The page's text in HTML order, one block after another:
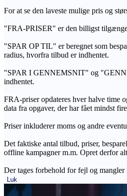
For at se den laveste mulige pris og
"FRA-PRISER" er den billigst
"SPAR OP TIL" er beregnet som
radius, hvorfra tilbud er indhentet.
"SPAR I GENNEMSNIT" og
indhentet.
FRA-priser opdateres hver halve time
data fra opgaver, der har fået mindst
Priser inkluderer moms og andre
Det faktiske antal tilbud, priser,
offline kampagner m.m. Opret derfor
Der tages forbehold for fejl og
Luk